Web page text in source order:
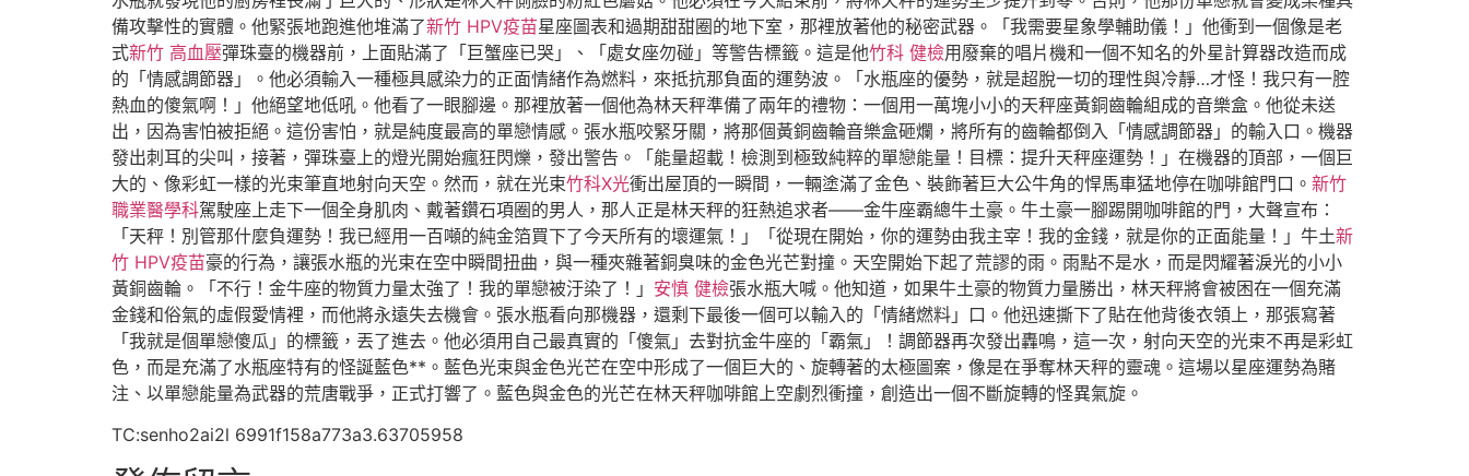
備攻擊性的實體。他緊張地跑進他堆滿了新竹 HPV疫苗星座圖表和過期甜甜圈的地下室，那裡放著他的秘密武器。「我需要星象學輔助儀！」他衝到一個像是老
式新竹 高血壓彈珠臺的機器前，上面貼滿了「巨蟹座已哭」、「處女座勿碰」等警告標籤。這是他竹科 健檢用廢棄的唱片機和一個不知名的外星計算器改造而成
的「情感調節器」。他必須輸入一種極具感染力的正面情緒作為燃料，來抵抗那負面的運勢波。「水瓶座的優勢，就是超脫一切的理性與冷靜…才怪！我只有一腔
熱血的傻氣啊！」他絕望地低吼。他看了一眼腳邊。那裡放著一個他為林天秤準備了兩年的禮物：一個用一萬塊小小的天秤座黃銅齒輪組成的音樂盒。他從未送
出，因為害怕被拒絕。這份害怕，就是純度最高的單戀情感。張水瓶咬緊牙關，將那個黃銅齒輪音樂盒砸爛，將所有的齒輪都倒入「情感調節器」的輸入口。機器
發出刺耳的尖叫，接著，彈珠臺上的燈光開始瘋狂閃爍，發出警告。「能量超載！檢測到極致純粹的單戀能量！目標：提升天秤座運勢！」在機器的頂部，一個巨
大的、像彩虹一樣的光束筆直地射向天空。然而，就在光束竹科X光衝出屋頂的一瞬間，一輛塗滿了金色、裝飾著巨大公牛角的悍馬車猛地停在咖啡館門口。 新竹
職業醫學科駕駛座上走下一個全身肌肉、戴著鑽石項圈的男人，那人正是林天秤的狂熱追求者——金牛座霸總牛土豪。牛土豪一腳踢開咖啡館的門，大聲宣布：
「天秤！別管那什麼負運勢！我已經用一百噸的純金箔買下了今天所有的壞運氣！」「從現在開始，你的運勢由我主宰！我的金錢，就是你的正面能量！」牛土新
竹 HPV疫苗豪的行為，讓張水瓶的光束在空中瞬間扭曲，與一種夾雜著銅臭味的金色光芒對撞。天空開始下起了荒謬的雨。雨點不是水，而是閃耀著淚光的小小
黃銅齒輪。「不行！金牛座的物質力量太強了！我的單戀被汙染了！」 安慎 健檢張水瓶大喊。他知道，如果牛土豪的物質力量勝出，林天秤將會被困在一個充滿
金錢和俗氣的虛假愛情裡，而他將永遠失去機會。張水瓶看向那機器，還剩下最後一個可以輸入的「情緒燃料」口。他迅速撕下了貼在他背後衣領上，那張寫著
「我就是個單戀傻瓜」的標籤，丟了進去。他必須用自己最真實的「傻氣」去對抗金牛座的「霸氣」！調節器再次發出轟鳴，這一次，射向天空的光束不再是彩虹
色，而是充滿了水瓶座特有的怪誕藍色**。藍色光束與金色光芒在空中形成了一個巨大的、旋轉著的太極圖案，像是在爭奪林天秤的靈魂。這場以星座運勢為賭
注、以單戀能量為武器的荒唐戰爭，正式打響了。藍色與金色的光芒在林天秤咖啡館上空劇烈衝撞，創造出一個不斷旋轉的怪異氣旋。
TC:senho2ai2l 6991f158a773a3.63705958